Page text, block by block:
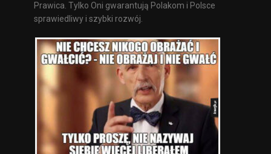
Prawica. Tylko Oni gwarantują Polakom i Polsce
sprawiedliwy i szybki rozwój.